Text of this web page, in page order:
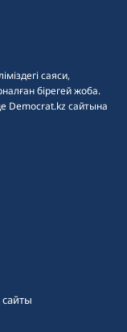
саяси,
бірегей жоба.
Democrat.kz сайтына